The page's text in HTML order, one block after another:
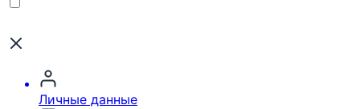
Личные данные